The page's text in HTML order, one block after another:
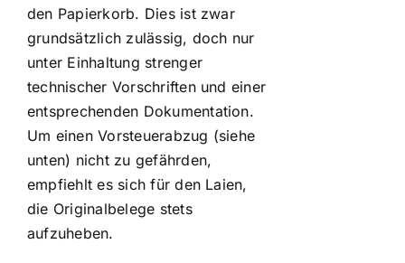
den Papierkorb. Dies ist zwar
grundsätzlich zulässig, doch nur
unter Einhaltung strenger
technischer Vorschriften und einer
entsprechenden Dokumentation.
Um einen Vorsteuerabzug (siehe
unten) nicht zu gefährden,
empfiehlt es sich für den Laien,
die Originalbelege stets
aufzuheben.